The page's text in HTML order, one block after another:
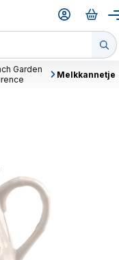
Garden
Melkkannetje